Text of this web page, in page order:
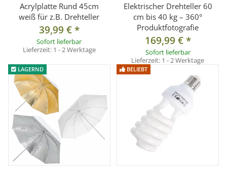
Acrylplatte Rund 45cm
weiß für z.B. Drehteller
39,99 €*
Sofort lieferbar
Lieferzeit: 1 - 2 Werktage
Elektrischer Drehteller 60
cm bis 40 kg – 360°
Produktfotografie
169,99 €*
Sofort lieferbar
Lieferzeit: 1 - 2 Werktage
LAGERND BELIEBT